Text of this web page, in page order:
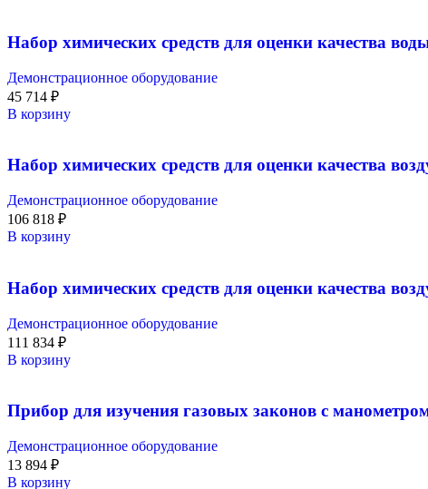
Набор химических средств для оценки качества
Демонстрационное оборудование
45 714 ₽
В корзину
Набор химических средств для оценки качества
Демонстрационное оборудование
106 818 ₽
В корзину
Набор химических средств для оценки качества
Демонстрационное оборудование
111 834 ₽
В корзину
Прибор для изучения газовых законов с
Демонстрационное оборудование
13 894 ₽
В корзину